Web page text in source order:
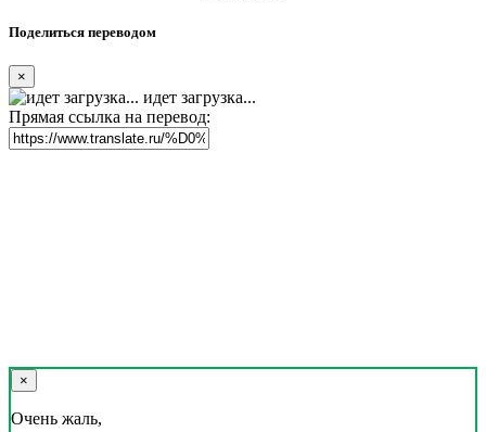
Поделиться переводом
×
идет загрузка...
Прямая ссылка на перевод:
×
Очень жаль,